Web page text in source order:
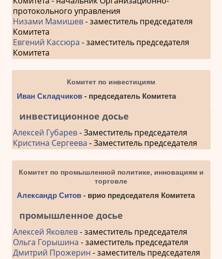
протокольного управления
Низами Мамишев- заместитель председателя
Комитета
Евгений Кассюра - заместитель председателя
Комитета
Комитет по инвестициям
Иван Складчиков- председатель Комитета
инвестиционное досье
Алексей Губарев- Заместитель председателя
Кристина Сергеева - Заместитель председателя
Комитет по промышленной политике, инновациям и
торговле
Александр Ситов- врио председателя Комитета
промышленное досье
Алексей Яковлев- заместитель председателя
Ольга Горышина - заместитель председателя
Дмитрий Прожерин - заместитель председателя